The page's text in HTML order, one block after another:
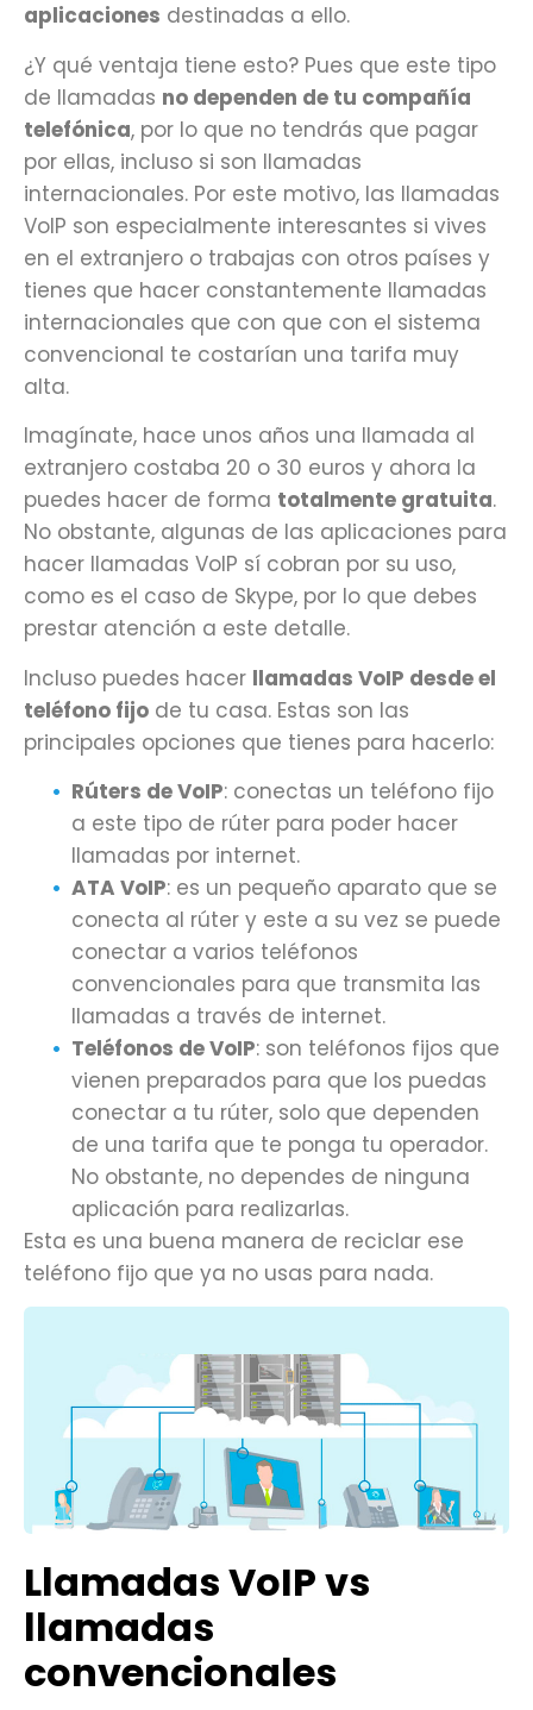
aplicaciones destinadas a ello.
¿Y qué ventaja tiene esto? Pues que este tipo
de llamadas no dependen de tu compañía
telefónica, por lo que no tendrás que pagar
por ellas, incluso si son llamadas
internacionales. Por este motivo, las llamadas
VoIP son especialmente interesantes si vives
en el extranjero o trabajas con otros países y
tienes que hacer constantemente llamadas
internacionales que con que con el sistema
convencional te costarían una tarifa muy
alta.
Imagínate, hace unos años una llamada al
extranjero costaba 20 o 30 euros y ahora la
puedes hacer de forma totalmente gratuita.
No obstante, algunas de las aplicaciones para
hacer llamadas VoIP sí cobran por su uso,
como es el caso de Skype, por lo que debes
prestar atención a este detalle.
Incluso puedes hacer llamadas VoIP desde el
teléfono fijo de tu casa. Estas son las
principales opciones que tienes para hacerlo:
Rúters de VoIP: conectas un teléfono fijo
a este tipo de rúter para poder hacer
llamadas por internet.
ATA VoIP: es un pequeño aparato que se
conecta al rúter y este a su vez se puede
conectar a varios teléfonos
convencionales para que transmita las
llamadas a través de internet.
Teléfonos de VoIP: son teléfonos fijos que
vienen preparados para que los puedas
conectar a tu rúter, solo que dependen
de una tarifa que te ponga tu operador.
No obstante, no dependes de ninguna
aplicación para realizarlas.
Esta es una buena manera de reciclar ese
teléfono fijo que ya no usas para nada.
Llamadas VoIP vs
llamadas
convencionales